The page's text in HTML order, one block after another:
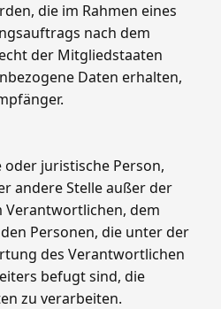
die im Rahmen eines
nach dem
der Mitgliedstaaten
Daten erhalten,
juristische Person,
andere Stelle außer der
Verantwortlichen, dem
Personen, die unter der
des Verantwortlichen
befugt sind, die
zu verarbeiten.